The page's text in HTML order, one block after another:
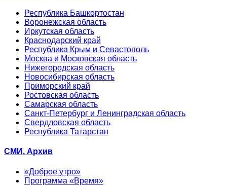
Республика Башкортостан
Воронежская область
Иркутская область
Краснодарский край
Республика Крым и Севастополь
Москва и Московская область
Нижегородская область
Новосибирская область
Приморский край
Ростовская область
Самарская область
Санкт-Петербург и Ленинградская область
Свердловская область
Республика Татарстан
СМИ. Архив
«Доброе утро»
Программа «Время»